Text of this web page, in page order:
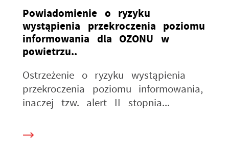
Powiadomienie o ryzyku
wystąpienia przekroczenia poziomu
informowania dla OZONU w
powietrzu..
Ostrzeżenie o ryzyku wystąpienia
przekroczenia poziomu informowania,
inaczej tzw. alert II stopnia...